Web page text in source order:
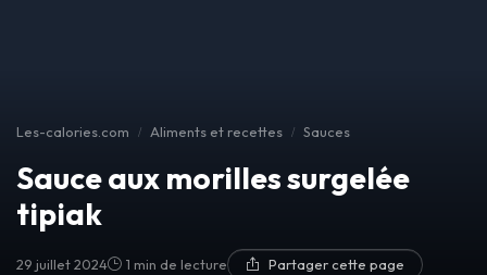
Les-calories.com Aliments et recettes Sauces
Sauce aux morilles surgelée
tipiak
29 juillet 2024 1 min de lecture Partager cette page